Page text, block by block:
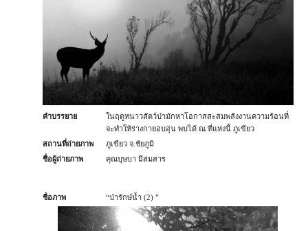
คำบรรยาย
ในฤดูหนาวสัตว์ป่ามักหาโอกาสสะสมพลังงานความร้อนที่
จะทำให้ร่างกายอบอุ่น พบได้ ณ ที่แห่งนี้ ภูเขียว
สถานที่ถ่ายภาพ
ภูเขียว จ.ชัยภูมิ
ชื่อผู้ถ่ายภาพ
คุณบุษบา มีสมสาร
ชื่อภาพ “ป่ารักษ์น้ำ (2) ”